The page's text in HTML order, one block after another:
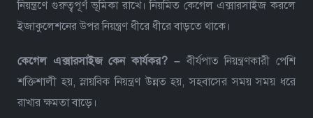
নিয়ন্ত্রণে গুরুত্বপূর্ণ ভূমিকা রাখে। নিয়মিত কেগেল এক্সারসাইজ করলে
ইজাকুলেশনের উপর নিয়ন্ত্রণ ধীরে ধীরে বাড়তে থাকে।
কেগেল এক্সারসাইজ কেন কার্যকর? –বীর্যপাত নিয়ন্ত্রণকারী পেশি
শক্তিশালী হয়, স্নায়বিক নিয়ন্ত্রণ উন্নত হয়, সহবাসের সময় সময় ধরে
রাখার ক্ষমতা বাড়ে।